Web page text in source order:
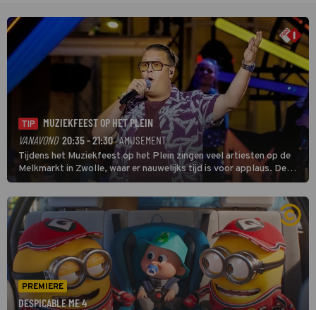
TIP
MUZIEKFEEST OP HET PLEIN
VANAVOND 20:35 - 21:30· AMUSEMENT
Tijdens het Muziekfeest op het Plein zingen veel artiesten op de
Melkmarkt in Zwolle, waar er nauwelijks tijd is voor applaus. De
grootste namen zijn André Hazes, Jannes, René Froger en
natuurlijk Rutger van Barneveld met zijn hit Zwoele Zomernachten.
PREMIERE
DESPICABLE ME 4